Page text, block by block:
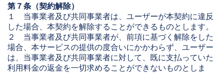
第７条（契約解除）
１ 当事業者及び共同事業者は、ユーザーが本契約に違反
した場合、本契約を解除することができるものとします。
２ 当事業者及び共同事業者が、前項に基づく解除をした
場合、本サービスの提供の度合いにかかわらず、ユーザー
は、当事業者及び共同事業者に対して、既に支払っていた
利用料金の返金を一切求めることができないものとしま